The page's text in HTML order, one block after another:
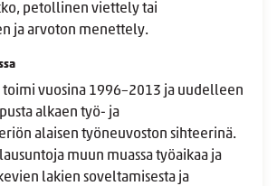
petollinen viettely tai
ja arvoton menettely.
toimi vuosina 1996–2013 ja uudelleen
alkaen työ- ja
alaisen työneuvoston sihteerinä.
muun muassa työaikaa ja
lakien soveltamisesta ja